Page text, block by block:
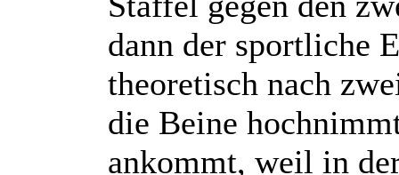
dann der sportliche
theoretisch nach
die Beine
ankommt, weil in